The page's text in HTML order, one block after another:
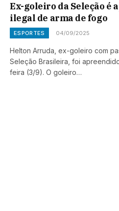
Ex-goleiro da Seleção é
ilegal de arma de fogo
ESPORTES 04/09/2025
Helton Arruda, ex-goleiro com
Seleção Brasileira, foi
feira (3/9). O goleiro…